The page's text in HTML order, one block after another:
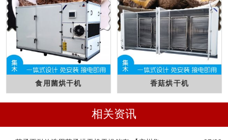
食用菌烘干机 香菇烘干机
相关资讯